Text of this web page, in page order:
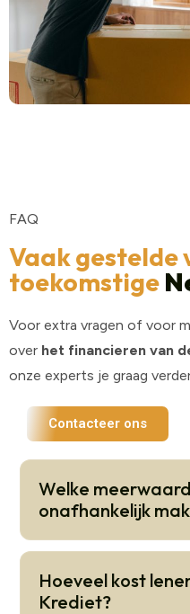
FAQ
Vaak gestelde
toekomstige
Voor extra vragen of voor
over het financieren van
onze experts je graag
Contacteer ons
Welke
onafhankelijk
Hoeveel kost
Krediet?